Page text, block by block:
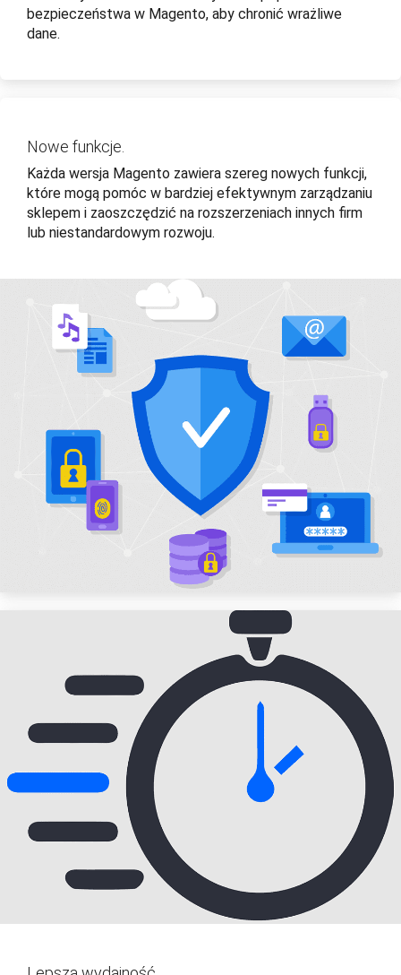
bezpieczeństwa w Magento, aby chronić wrażliwe
dane.
Nowe funkcje.
Każda wersja Magento zawiera szereg nowych funkcji,
które mogą pomóc w bardziej efektywnym zarządzaniu
sklepem i zaoszczędzić na rozszerzeniach innych firm
lub niestandardowym rozwoju.